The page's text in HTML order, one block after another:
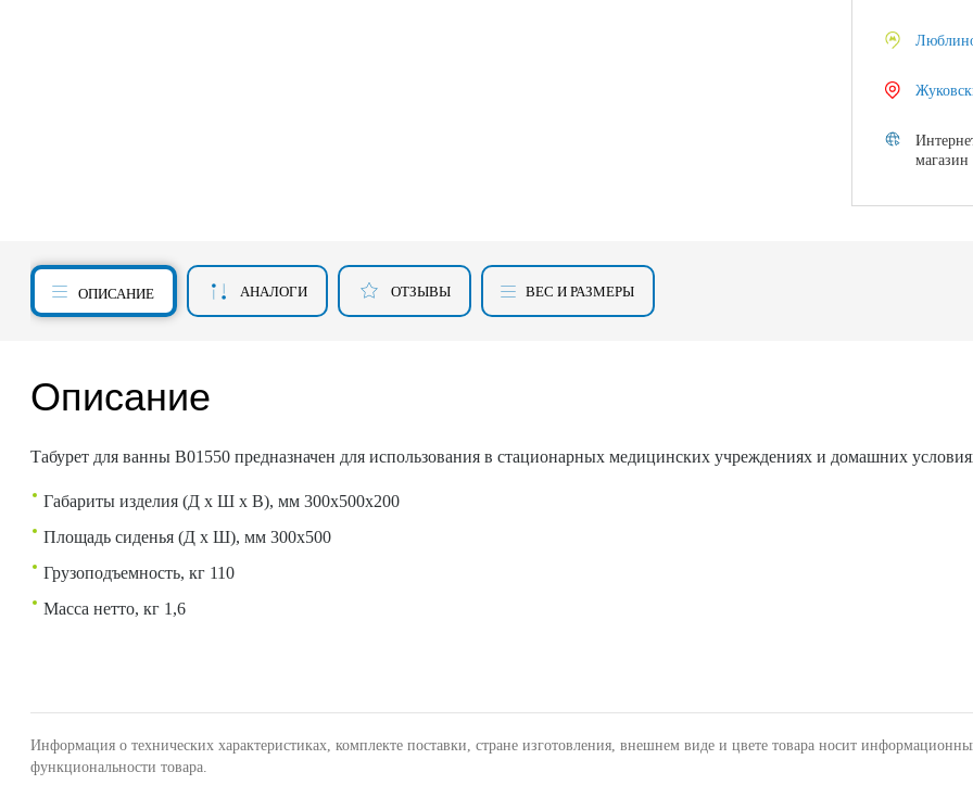
магазин
ОПИСАНИЕ АНАЛОГИ ОТЗЫВЫ ВЕС И РАЗМЕРЫ
Описание
Табурет для ванны В01550 предназначен для использования в стационарных медицинских учреждениях и домашних
Габариты изделия (Д х Ш х В), мм 300х500х200
Площадь сиденья (Д х Ш), мм 300х500
Грузоподъемность, кг 110
Масса нетто, кг 1,6
Информация о технических характеристиках, комплекте поставки, стране изготовления, внешнем виде и цвете товара носит
функциональности товара.